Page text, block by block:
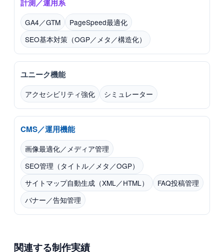
計測／運用系
GA4／GTM
PageSpeed最適化
SEO基本対策（OGP／メタ／構造化）
ユニーク機能
アクセシビリティ強化 シミュレーター
CMS／運用機能
画像最適化／メディア管理
SEO管理（タイトル／メタ／OGP）
サイトマップ自動生成（XML／HTML）
FAQ投稿管理
バナー／告知管理
関連する制作実績